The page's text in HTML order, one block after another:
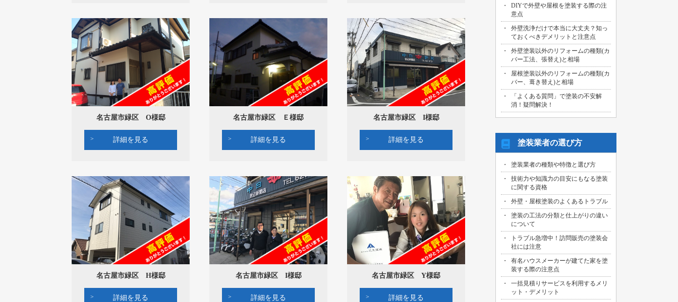
名古屋市緑区 O様邸
詳細を見る
名古屋市緑区 Ｅ様邸
詳細を見る
名古屋市緑区 I様邸
詳細を見る
名古屋市緑区 H様邸
詳細を見る
名古屋市緑区 I様邸
詳細を見る
名古屋市緑区 Y様邸
詳細を見る
2026/07/31
海部郡大治町のお客様より、屋根・外壁
その他塗装工事の御見積依頼を頂きまし
た！
2026/07/30
名古屋市名東区のお客様より、屋上バル
コニー防水工事の御見積依頼を頂きまし
た！
2026/07/29
名古屋市千種区のお客様より、エントラ
ンス雨漏り修繕工事の御見積依頼を頂き
DIYで外壁や屋根を塗装する際の注
意点
外壁洗浄だけで本当に大丈夫？知っ
ておくべきデメリットと注意点
外壁塗装以外のリフォームの種類(カ
バー工法、張替え)と相場
屋根塗装以外のリフォームの種類(カ
バー、葺き替え)と相場
「よくある質問」で塗装の不安解
消！疑問解決！
塗装業者の選び方
塗装業者の種類や特徴と選び方
技術力や知識力の目安にもなる塗装
に関する資格
外壁・屋根塗装のよくあるトラブル
塗装の工法の分類と仕上がりの違い
について
トラブル急増中！訪問販売の塗装会
社には注意
有名ハウスメーカーが建てた家を塗
装する際の注意点
一括見積りサービスを利用するメリ
ット・デメリット